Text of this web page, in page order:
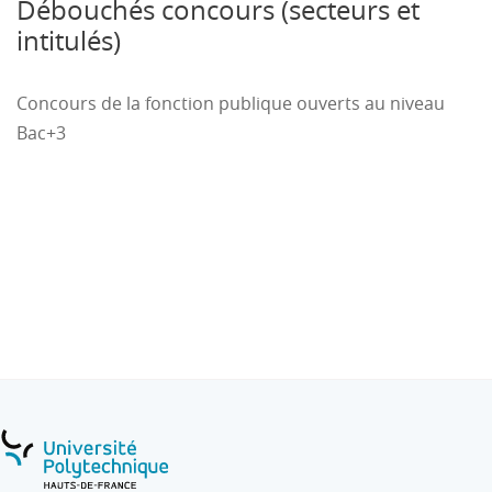
Développer : collaboration à la politique de
formation, participation à la politique de
contribution à la politique RSE.
comptable
Gestionnaire de stock
...
Débouchés concours (secteurs et
intitulés)
Concours de la fonction publique ouverts au niveau
Bac+3